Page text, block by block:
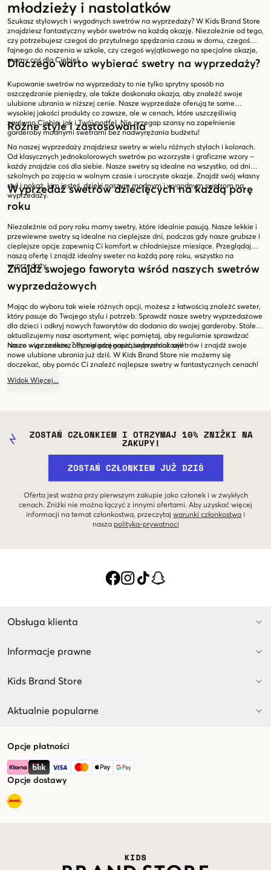
młodzieży i nastolatków
Szukasz stylowych i wygodnych swetrów na wyprzedaży? W Kids Brand Store
znajdziesz fantastyczny wybór swetrów na każdą okazję. Niezależnie od tego,
czy potrzebujesz czegoś do przytulnego spędzania czasu w domu, czegoś
fajnego do noszenia w szkole, czy czegoś wyjątkowego na specjalne okazje,
mamy coś dla Ciebie!
Dlaczego warto wybierać swetry na wyprzedaży?
Kupowanie swetrów na wyprzedaży to nie tylko sprytny sposób na
oszczędzanie pieniędzy, ale także doskonała okazja, aby znaleźć swoje
ulubione ubrania w niższej cenie. Nasze wyprzedaże oferują te same
wysokiej jakości produkty co zawsze, ale w cenach, które uszczęśliwią
zarówno Ciebie, jak i Twój portfel. Nie przegap szansy na zapełnienie
garderoby modnymi swetrami bez nadwyrężania budżetu!
Różne style i zastosowania
Na naszej wyprzedaży znajdziesz swetry w wielu różnych stylach i kolorach.
Od klasycznych jednokolorowych swetrów po wzorzyste i graficzne wzory –
każdy znajdzie coś dla siebie. Nasze swetry są idealne na wszystko, od dni
szkolnych po zajęcia w wolnym czasie i uroczyste okazje. Znajdź swój własny
styl i pokaż, kim jesteś, dzięki naszym modnym i wygodnym swetrom na
wyprzedaży.
Wyprzedaż swetrów dziecięcych na każdą porę
roku
Niezależnie od pory roku mamy swetry, które idealnie pasują. Nasze lekkie i
przewiewne swetry są idealne na cieplejsze dni, podczas gdy nasze grubsze i
cieplejsze opcje zapewnią Ci komfort w chłodniejsze miesiące. Przeglądaj
naszą ofertę i znajdź idealny sweter na każdą porę roku, wszystko na
wyprzedaży.
Znajdź swojego faworyta wśród naszych swetrów
wyprzedażowych
Mając do wyboru tak wiele różnych opcji, możesz z łatwością znaleźć sweter,
który pasuje do Twojego stylu i potrzeb. Sprawdź nasze swetry wyprzedażowe
dla dzieci i odkryj nowych faworytów do dodania do swojej garderoby. Stale
aktualizujemy nasz asortyment, więc pamiętaj, aby regularnie sprawdzać
nasze wyprzedaże, aby nie przegapić żadnych okazji!
Na co więc czekasz? Przeglądaj naszą wyprzedaż swetrów i znajdź swoje
nowe ulubione ubrania już dziś. W Kids Brand Store nie możemy się
doczekać, aby pomóc Ci znaleźć najlepsze swetry w fantastycznych cenach!
Widok Więcej...
ZOSTAŃ CZŁONKIEM I OTRZYMAJ 10% ZNIŻKI NA
ZAKUPY!
ZOSTAŃ CZŁONKIEM JUŻ DZIŚ
Oferta jest ważna przy pierwszym zakupie jako członek i w zwykłych
cenach. Zniżki nie można łączyć z innymi ofertami. Aby uzyskać więcej
informacji na temat członkostwa, przeczytaj warunki członkostwa i
nasza polityka-prywatnoci
Obsługa klienta
Informacje prawne
Kids Brand Store
Aktualnie popularne
Opcje płatności
Opcje dostawy